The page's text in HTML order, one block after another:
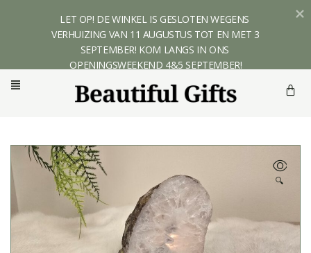
🔍
LET OP! DE WINKEL IS GESLOTEN WEGENS
VERHUIZING VAN 11 AUGUSTUS TOT EN MET 3
SEPTEMBER! KOM LANGS IN ONS
OPENINGSWEEKEND 4&5 SEPTEMBER!